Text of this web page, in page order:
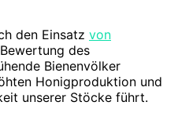
den Einsatz von
Bewertung des
Bienenvölker
Honigproduktion und
unserer Stöcke führt.